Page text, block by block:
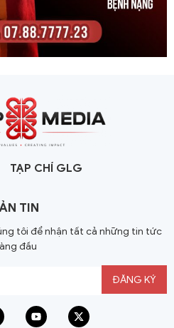
TẠP CHÍ GLG
TIN
tôi để nhận tất cả những tin tức
đầu